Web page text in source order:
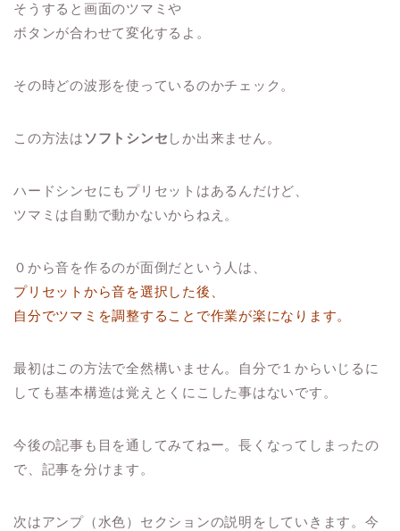
そうすると画面のツマミや
ボタンが合わせて変化するよ。
その時どの波形を使っているのかチェック。
この方法は ソフトシンセ しか出来ません。
ハードシンセにもプリセットはあるんだけど、
ツマミは自動で動かないからねえ。
０から音を作るのが面倒だという人は、
プリセットから音を選択した後、
自分でツマミを調整することで作業が楽になります。
最初はこの方法で全然構いません。自分で１からいじるに
しても基本構造は覚えとくにこした事はないです。
今後の記事も目を通してみてねー。長くなってしまったの
で、記事を分けます。
次はアンプ（水色）セクションの説明をしていきます。今